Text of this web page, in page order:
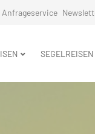
Anfrageservice
SEGELREISEN